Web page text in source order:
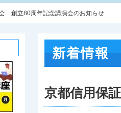
創立80周年記念講演会のお知らせ
新着情報
京都信用保